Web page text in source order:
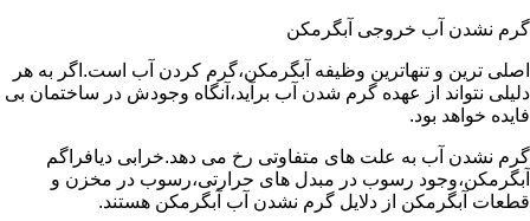
گرم نشدن آب خروجی آبگرمکن
اصلی ترین و تنهاترین وظیفه آبگرمکن،گرم کردن آب است.اگر به هر
دلیلی نتواند از عهده گرم شدن آب برآید،آنگاه وجودش در ساختمان بی
فایده خواهد بود.
گرم نشدن آب به علت های متفاوتی رخ می دهد.خرابی دیافراگم
آبگرمکن،وجود رسوب در مبدل های حرارتی،رسوب در مخزن و
قطعات آبگرمکن از دلایل گرم نشدن آب آبگرمکن هستند.